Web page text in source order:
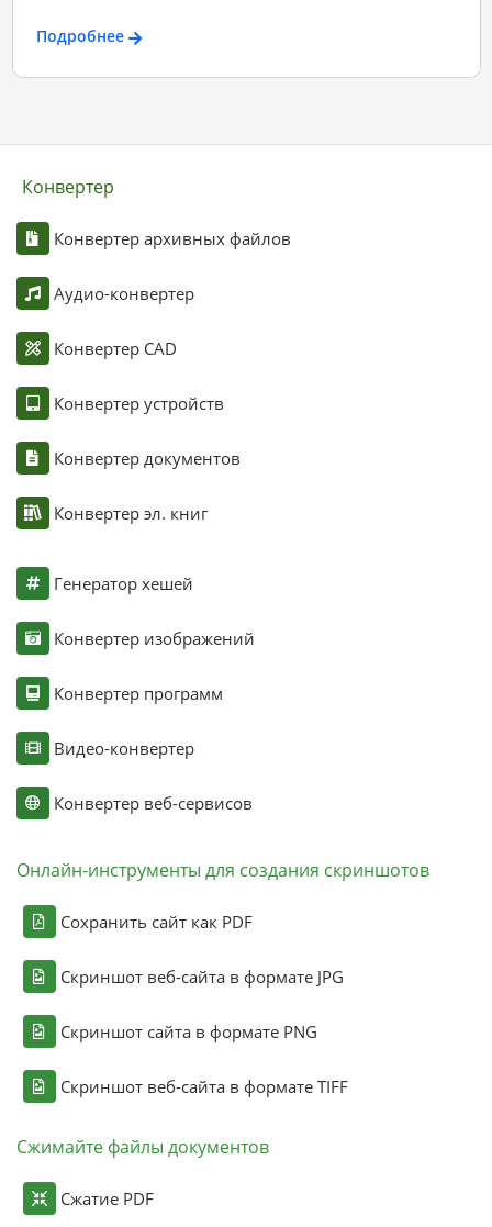
Подробнее
Конвертер
Конвертер архивных файлов
Аудио-конвертер
Конвертер CAD
Конвертер устройств
Конвертер документов
Конвертер эл. книг
Генератор хешей
Конвертер изображений
Конвертер программ
Видео-конвертер
Конвертер веб-сервисов
Онлайн-инструменты для создания скриншотов
Сохранить сайт как PDF
Скриншот веб-сайта в формате JPG
Скриншот сайта в формате PNG
Скриншот веб-сайта в формате TIFF
Сжимайте файлы документов
Сжатие PDF